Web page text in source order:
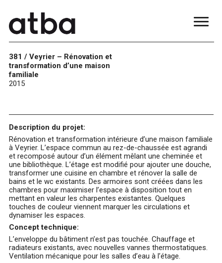
381 / Veyrier – Rénovation et
transformation d’une maison
familiale
2015
Description du projet:
Rénovation et transformation intérieure d’une maison familiale
à Veyrier. L’espace commun au rez-de-chaussée est agrandi
et recomposé autour d’un élément mêlant une cheminée et
une bibliothèque. L’étage est modifié pour ajouter une douche,
transformer une cuisine en chambre et rénover la salle de
bains et le wc existants. Des armoires sont créées dans les
chambres pour maximiser l’espace à disposition tout en
mettant en valeur les charpentes existantes. Quelques
touches de couleur viennent marquer les circulations et
dynamiser les espaces.
Concept technique:
L’enveloppe du bâtiment n’est pas touchée. Chauffage et
radiateurs existants, avec nouvelles vannes thermostatiques.
Ventilation mécanique pour les salles d’eau à l’étage.